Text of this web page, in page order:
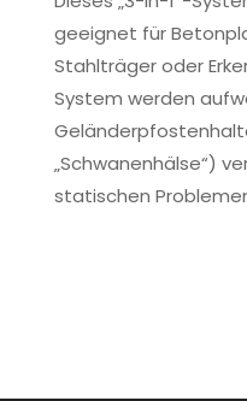
geeignet für
Stahlträger oder
System werden
„Schwanenhälse“)
statischen